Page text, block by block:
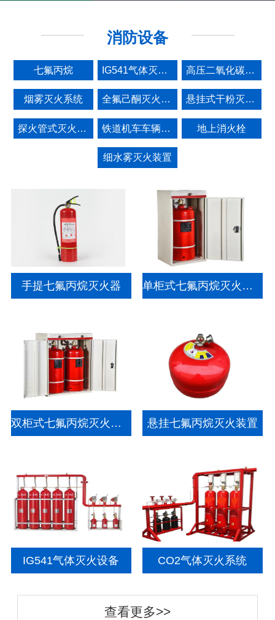
消防设备
七氟丙烷 IG541气体灭火系统 高压二氧化碳灭火设备
烟雾灭火系统 全氟己酮灭火系统设备 悬挂式干粉灭火装置
探火管式灭火装置 铁道机车车辆监视报警灭火系统 地上消火栓
细水雾灭火装置
手提七氟丙烷灭火器 单柜式七氟丙烷灭火装置
双柜式七氟丙烷灭火装置 悬挂七氟丙烷灭火装置
IG541气体灭火设备 CO2气体灭火系统
查看更多>>